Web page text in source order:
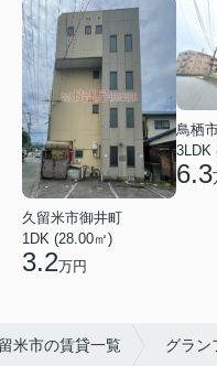
久留米市御井町
1DK (28.00㎡)
3.2万円
鳥栖
3LDK
6.3
米市の賃貸一覧 グラン